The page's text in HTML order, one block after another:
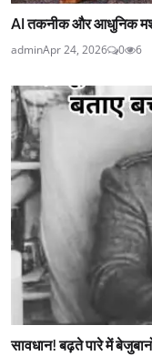
AI तकनीक और आधुनिक
adminApr 24, 2026 0 6
सावधान! बढ़ते पारे में